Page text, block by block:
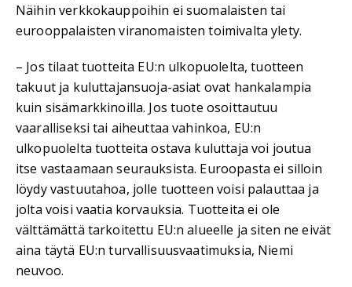
Näihin verkkokauppoihin ei suomalaisten tai
eurooppalaisten viranomaisten toimivalta ylety.
– Jos tilaat tuotteita EU:n ulkopuolelta, tuotteen
takuut ja kuluttajansuoja-asiat ovat hankalampia
kuin sisämarkkinoilla. Jos tuote osoittautuu
vaaralliseksi tai aiheuttaa vahinkoa, EU:n
ulkopuolelta tuotteita ostava kuluttaja voi joutua
itse vastaamaan seurauksista. Euroopasta ei silloin
löydy vastuutahoa, jolle tuotteen voisi palauttaa ja
jolta voisi vaatia korvauksia. Tuotteita ei ole
välttämättä tarkoitettu EU:n alueelle ja siten ne eivät
aina täytä EU:n turvallisuusvaatimuksia, Niemi
neuvoo.